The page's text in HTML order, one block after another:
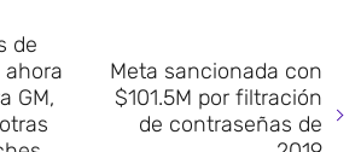
de
ahora
GM,
Meta sancionada con
$101.5M por filtración
de contraseñas de